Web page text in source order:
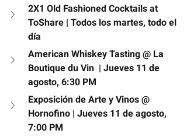
2X1 Old Fashioned Cocktails at
ToShare | Todos los martes, todo el
día
American Whiskey Tasting @ La
Boutique du Vin  | Jueves 11 de
agosto, 6:30 PM
Exposición de Arte y Vinos @
Hornofino | Jueves 11 de agosto,
7:00 PM